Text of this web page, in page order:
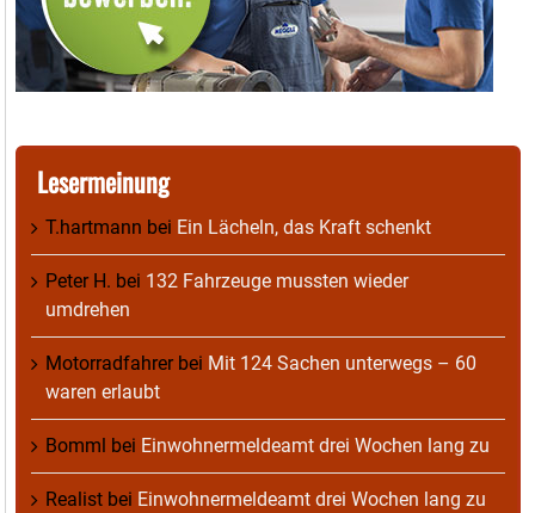
Lesermeinung
T.hartmann bei Ein Lächeln, das Kraft schenkt
Peter H. bei 132 Fahrzeuge mussten wieder
umdrehen
Motorradfahrerbei Mit 124 Sachen unterwegs – 60
waren erlaubt
Bomml bei Einwohnermeldeamt drei Wochen lang zu
Realist bei Einwohnermeldeamt drei Wochen lang zu